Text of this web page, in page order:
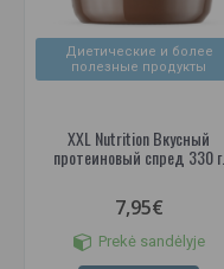
Диетические и более
полезные продукты
XXL Nutrition Вкусный
протеиновый спред 330 г.
7,95€
Prekė sandėlyje